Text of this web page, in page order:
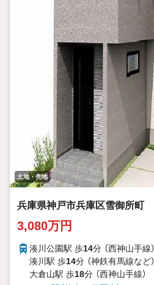
土地・売地
兵庫県神戸市兵庫区雪御所町
3,080万円
湊川公園駅 歩14分 （西神山手線）
湊川駅 歩14分 （神鉄有馬線など）
大倉山駅 歩18分 （西神山手線）